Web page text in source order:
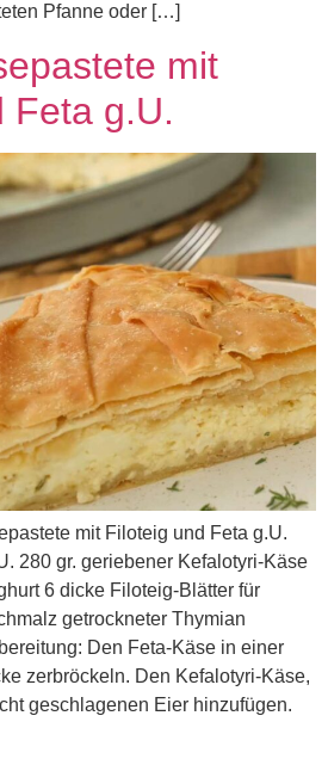
Pfanne oder […]
mit
Feta g.U.
mit Filoteig und Feta g.U.
280 gr. geriebener Kefalotyri-Käse
6 dicke Filoteig-Blätter für
getrockneter Thymian
Den Feta-Käse in einer
zerbröckeln. Den Kefalotyri-Käse,
geschlagenen Eier hinzufügen.